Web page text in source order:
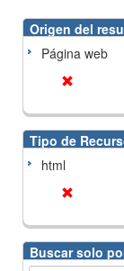
Origen del
Página web
Tipo de
html
Buscar solo